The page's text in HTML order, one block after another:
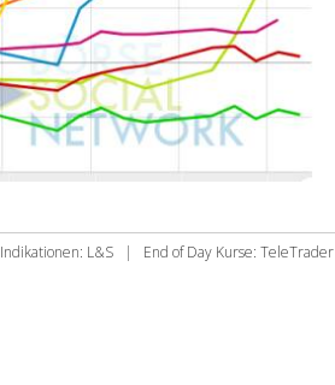
L&S | End of Day Kurse: TeleTrader